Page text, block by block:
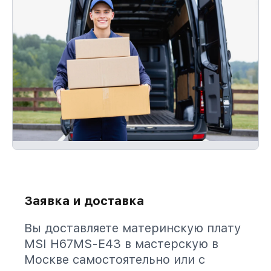
Заявка и доставка
Вы доставляете материнскую плату
MSI H67MS-E43 в мастерскую в
Москве самостоятельно или с